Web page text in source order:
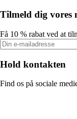
Tilmeld dig vores
Få 10 % rabat ved at
Hold kontakten
Find os på sociale